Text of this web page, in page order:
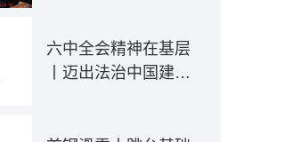
六中全会精神在基层
丨迈出法治中国建设